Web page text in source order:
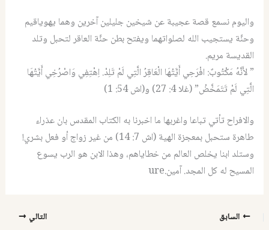
واليوم نسمع قصة عجيبة عن شيخين جليلين آخرين وهما يهوياقيم
وحنَّة يستجيب الله لصلواتهما ويفتح بطن حنَّة العاقر لتحبل وتلد
القديسة مريم.
” لأَنَّهُ مَكْتُوبٌ: افْرَحِي أَيَّتُهَا الْعَاقِرُ الَّتِي لَمْ تَلِدْ. اِهْتِفِي وَاصْرُخِي أَيَّتُهَا
الَّتِي لَمْ تَتَمَخَّضْ” (غلا 4: 27) و(اش 54: 1)
والافراح تأتي تباعا واغربها ما اخبرنا به الكتاب المقدس بان عذراء
طاهرة ستحبل بمعجزة الهية (اش 7: 14) من غير زواج أو فعل بشري!
وستلد ابنا يخلص العالم من خطاياهم، وهذا الابن هو الرب يسوع
المسيح له كل المجد. آمين.ure
السابق التالي